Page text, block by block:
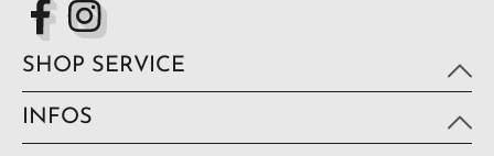
SHOP SERVICE
INFOS